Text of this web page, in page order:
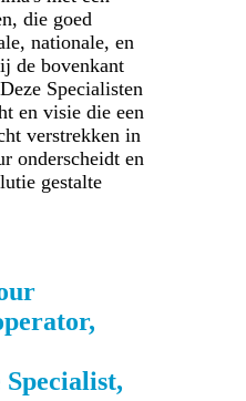
die goed
nationale, en
de bovenkant
Specialisten
en visie die een
verstrekken in
onderscheidt en
gestalte